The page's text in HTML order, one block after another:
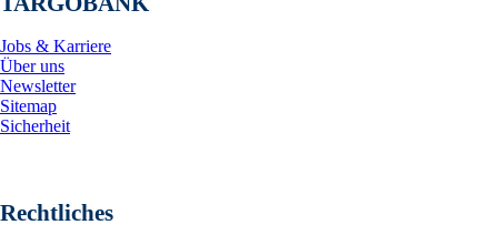
Jobs & Karriere
Über uns
Newsletter
Sitemap
Sicherheit
Rechtliches